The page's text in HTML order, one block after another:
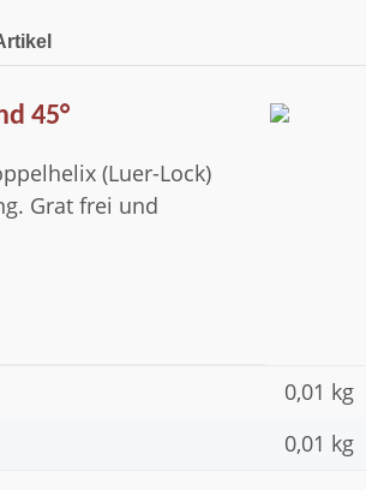
45°
(Luer-Lock)
Grat frei und
0,01 kg
0,01 kg